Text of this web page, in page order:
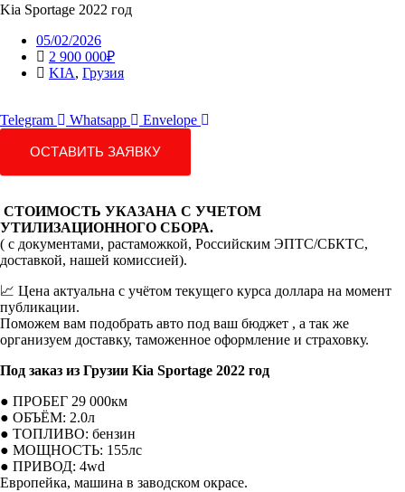
Kia Sportage 2022 год
05/02/2026
2 900 000₽
KIA, Грузия
Telegram Whatsapp Envelope
ОСТАВИТЬ ЗАЯВКУ
СТОИМОСТЬ УКАЗАНА С УЧЕТОМ
УТИЛИЗАЦИОННОГО СБОРА.
( с документами, растаможкой, Российским ЭПТС/СБКТС,
доставкой, нашей комиссией).
📈 Цена актуальна с учётом текущего курса доллара на момент
публикации.
Поможем вам подобрать авто под ваш бюджет , а так же
организуем доставку, таможенное оформление и страховку.
Под заказ из Грузии Kia Sportage 2022 год
● ПРОБЕГ 29 000км
● ОБЪЁМ: 2.0л
● ТОПЛИВО: бензин
● МОЩНОСТЬ: 155лс
● ПРИВОД: 4wd
Европейка, машина в заводском окрасе.